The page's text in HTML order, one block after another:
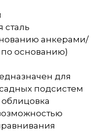
сталь
анкерами/
основанию)
для
подсистем